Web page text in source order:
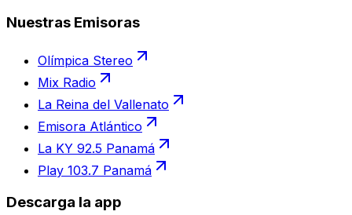
Nuestras Emisoras
Olímpica Stereo
Mix Radio
La Reina del Vallenato
Emisora Atlántico
La KY 92.5 Panamá
Play 103.7 Panamá
Descarga la app